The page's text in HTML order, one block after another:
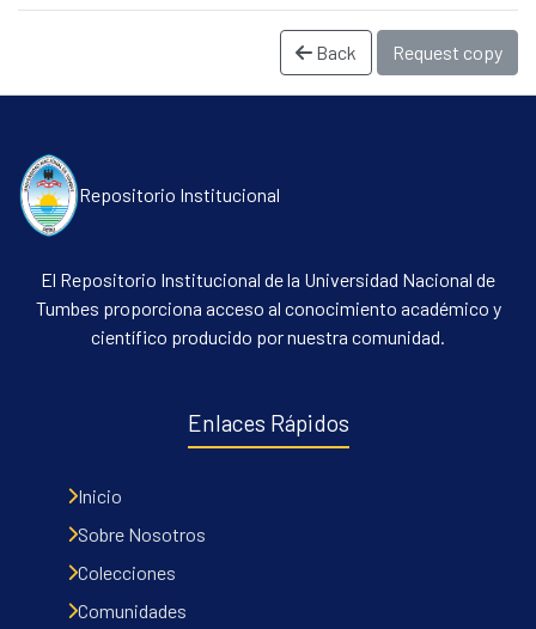
Communities & Collections
All of DSpace
Statistics
Contacto
Back Request copy
Repositorio Institucional
El Repositorio Institucional de la Universidad Nacional de
Tumbes proporciona acceso al conocimiento académico y
científico producido por nuestra comunidad.
Enlaces Rápidos
Inicio
Sobre Nosotros
Colecciones
Comunidades